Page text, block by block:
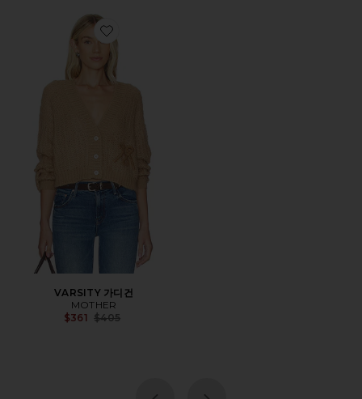
Favorite VARSITY 가디건
VARSITY 가디건
MOTHER
$361 Previous price:
$405